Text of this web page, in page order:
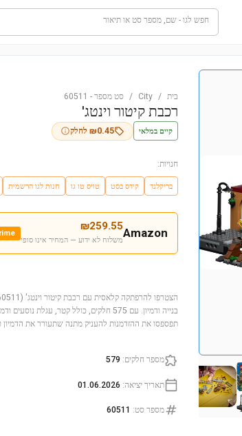
חפש לגו - שם, מספר סט או תיאור
בית /
City
/ סט מספר -
60511
רכבת קיטור וינטג'
קיים במלאי ₪0.45 לחלק
חנויות:
בריקלנד קידס בסט טויס טו גו חנות לגו הרשמית
Amazon
₪259.55
משלוח לא ידוע — המחיר אינו סופי
בנייה ודמיון. עם 575 חלקים, כולל קטר,
תפספסו את ההזדמנות להעניק מתנה שתעורר את
מספר חלקים:
579
תאריך יציאה:
01.06.2026
מספר סט:
60511